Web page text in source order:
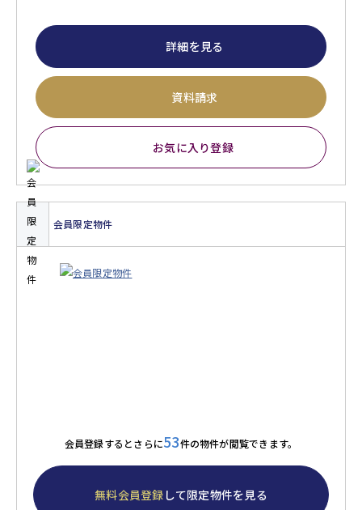
詳細を見る
資料請求
お気に入り登録
会員限定物件
会員登録するとさらに53件の物件が閲覧できます。
無料会員登録 して限定物件を見る